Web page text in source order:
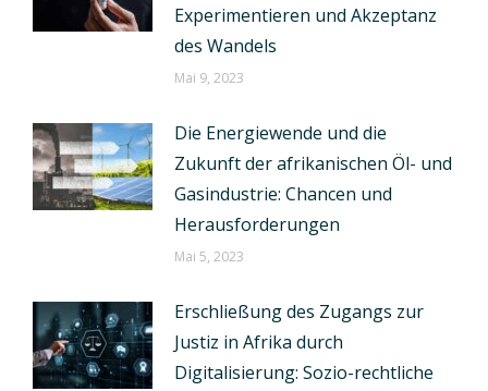
Experimentieren und Akzeptanz
des Wandels
Mai 9, 2023
Die Energiewende und die
Zukunft der afrikanischen Öl- und
Gasindustrie: Chancen und
Herausforderungen
Mai 5, 2023
Erschließung des Zugangs zur
Justiz in Afrika durch
Digitalisierung: Sozio-rechtliche